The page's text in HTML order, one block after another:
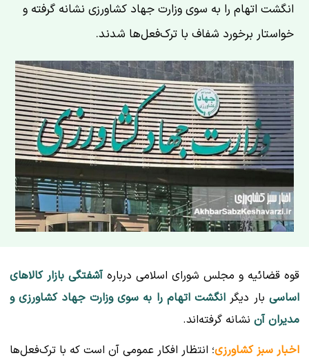
انگشت اتهام را به سوی وزارت جهاد کشاورزی نشانه گرفته و
خواستار برخورد شفاف با ترک‌فعل‌ها شدند.
قوه‌ قضائیه و مجلس شورای اسلامی درباره آشفتگی بازار کالاهای
اساسیبار دیگر انگشت اتهام را به سوی وزارت جهاد کشاورزی و
مدیران آن نشانه گرفته‌اند.
اخبار سبز کشاورزی؛ انتظار افکار عمومی آن است که با ترک‌فعل‌ها